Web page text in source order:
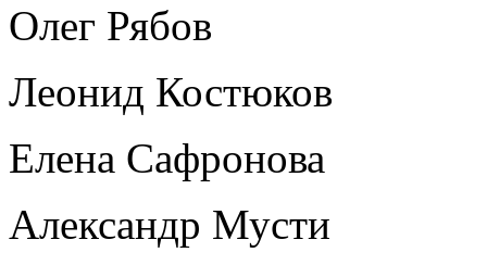
Олег Рябов
Леонид Костюков
Елена Сафронова
Александр Мусти